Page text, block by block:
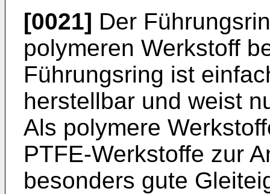
[0021] Der
polymeren Werkstoff
Führungsring ist
herstellbar und weist
Als polymere
PTFE-Werkstoffe zur
besonders gute